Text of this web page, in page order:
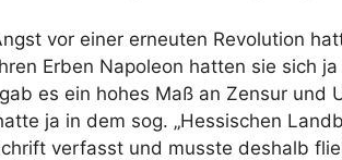
vor einer erneuten Revolution
Erben Napoleon hatten sie sich
es ein hohes Maß an Zensur und
ja in dem sog. „Hessischen
verfasst und musste deshalb